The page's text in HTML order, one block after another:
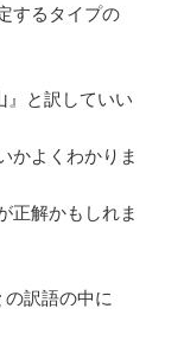
するタイプの
と訳していい
かよくわかりま
正解かもしれま
訳語の中に